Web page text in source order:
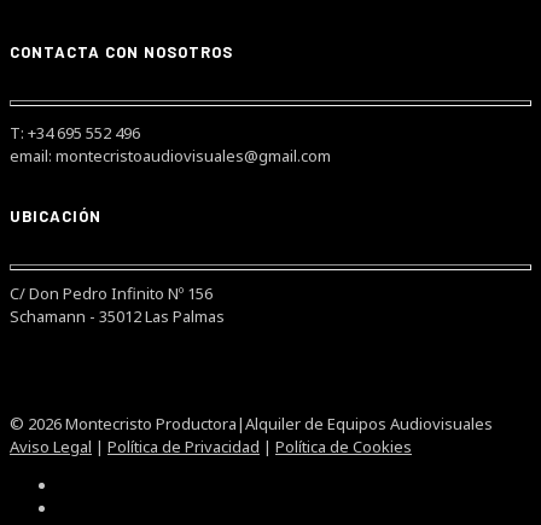
CONTACTA CON NOSOTROS
T: +34 695 552 496
email: montecristoaudiovisuales@gmail.com
UBICACIÓN
C/ Don Pedro Infinito Nº 156
Schamann - 35012 Las Palmas
© 2026 Montecristo Productora|Alquiler de Equipos Audiovisuales
Aviso Legal | Política de Privacidad | Política de Cookies